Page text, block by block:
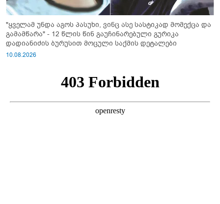
"ყველამ უნდა აგოს პასუხი, ვინც ასე სასტიკად მომექცა და
გამამწარა" - 12 წლის წინ გაუჩინარებული გურიკა
დადიანიძის ბურუსით მოცული საქმის დეტალები
10.08.2026